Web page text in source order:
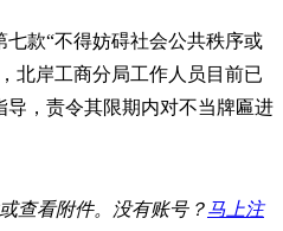
款“不得妨碍社会公共秩序或
北岸工商分局工作人员目前已
，责令其限期内对不当牌匾进
查看附件。没有账号？马上注